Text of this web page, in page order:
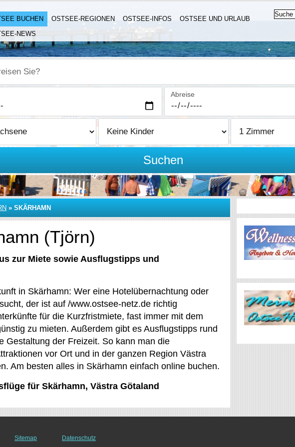
BUCHEN OSTSEE-REGIONEN OSTSEE-INFOS
OSTSEE UND URLAUB
NEWS
Sie?
Abreise
Suchen
» SKÄRHAMN
(Tjörn)
zur Miete sowie Ausflugstipps und
in Skärhamn: Wer eine Hotelübernachtung oder
der ist auf /www.ostsee-netz.de richtig
für die Kurzfristmiete, fast immer mit dem
zu mieten. Außerdem gibt es Ausflugstipps rund
Gestaltung der Freizeit. So kann man die
vor Ort und in der ganzen Region Västra
Am besten alles in Skärhamn einfach online buchen.
für Skärhamn, Västra Götaland
Sitemap Datenschutz